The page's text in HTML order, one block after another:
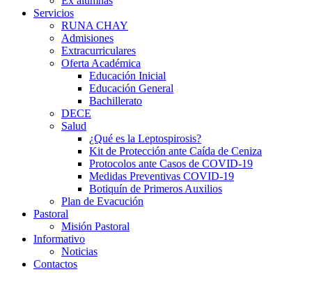
Servicios
RUNA CHAY
Admisiones
Extracurriculares
Oferta Académica
Educación Inicial
Educación General
Bachillerato
DECE
Salud
¿Qué es la Leptospirosis?
Kit de Protección ante Caída de Ceniza
Protocolos ante Casos de COVID-19
Medidas Preventivas COVID-19
Botiquín de Primeros Auxilios
Plan de Evacución
Pastoral
Misión Pastoral
Informativo
Noticias
Contactos